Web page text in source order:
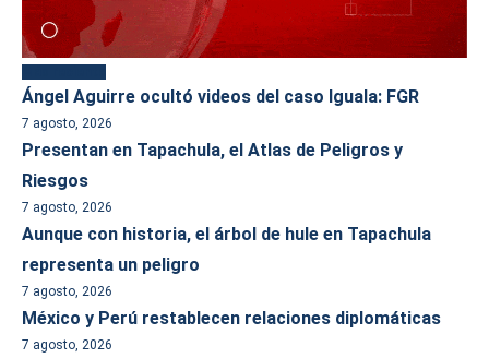
Ángel Aguirre ocultó videos del caso Iguala: FGR
7 agosto, 2026
Presentan en Tapachula, el Atlas de Peligros y
Riesgos
7 agosto, 2026
Aunque con historia, el árbol de hule en Tapachula
representa un peligro
7 agosto, 2026
México y Perú restablecen relaciones diplomáticas
7 agosto, 2026